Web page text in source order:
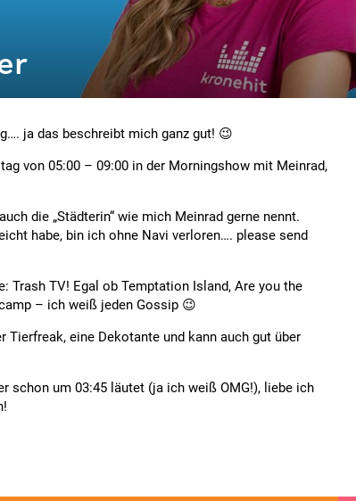
ja das beschreibt mich ganz gut! 😉
von 05:00 – 09:00 in der Morningshow mit Meinrad,
die „Städterin“ wie mich Meinrad gerne nennt.
habe, bin ich ohne Navi verloren…. please send
Trash TV! Egal ob Temptation Island, Are you the
– ich weiß jeden Gossip 😉
Tierfreak, eine Dekotante und kann auch gut über
schon um 03:45 läutet (ja ich weiß OMG!), liebe ich